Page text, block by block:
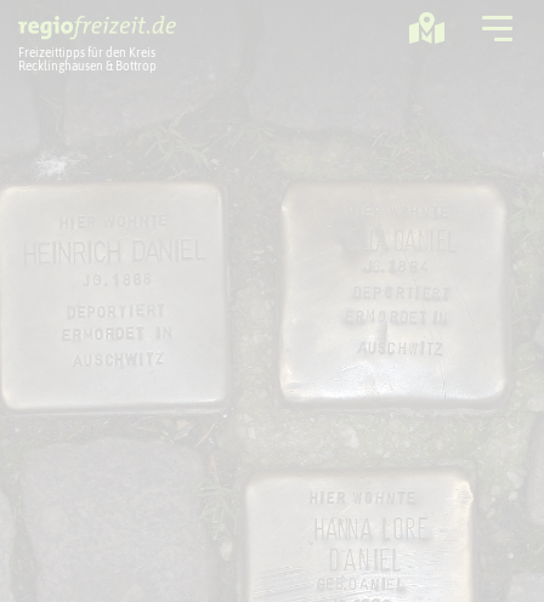
Freizeittipps für den Kreis
Recklinghausen & Bottrop
Sport + Bewegung